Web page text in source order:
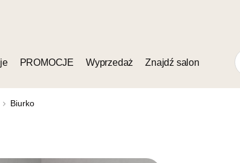
PROMOCJE Wyprzedaż Znajdź salon
Biurko